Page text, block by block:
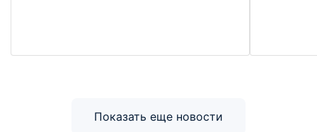
Показать еще новости